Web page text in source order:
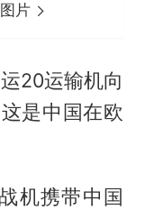
片
20运输机向
是中国在欧
机携带中国